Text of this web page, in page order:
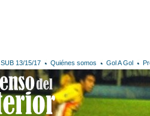
SUB 13/15/17 Quiénes somos Gol A Gol